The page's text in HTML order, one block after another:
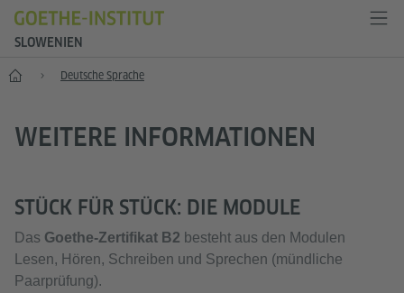
SLOWENIEN
Start Deutsche Sprache
WEITERE INFORMATIONEN
STÜCK FÜR STÜCK: DIE MODULE
Das Goethe-Zertifikat B2 besteht aus den Modulen
Lesen, Hören, Schreiben und Sprechen (mündliche
Paarprüfung).